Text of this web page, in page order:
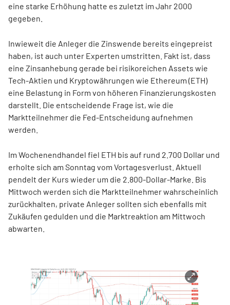
eine starke Erhöhung hatte es zuletzt im Jahr 2000
gegeben.
Inwieweit die Anleger die Zinswende bereits eingepreist
haben, ist auch unter Experten umstritten. Fakt ist, dass
eine Zinsanhebung gerade bei risikoreichen Assets wie
Tech-Aktien und Kryptowährungen wie Ethereum (ETH)
eine Belastung in Form von höheren Finanzierungskosten
darstellt. Die entscheidende Frage ist, wie die
Marktteilnehmer die Fed-Entscheidung aufnehmen
werden.
Im Wochenendhandel fiel ETH bis auf rund 2.700 Dollar und
erholte sich am Sonntag vom Vortagesverlust. Aktuell
pendelt der Kurs wieder um die 2.800-Dollar-Marke. Bis
Mittwoch werden sich die Marktteilnehmer wahrscheinlich
zurückhalten, private Anleger sollten sich ebenfalls mit
Zukäufen gedulden und die Marktreaktion am Mittwoch
abwarten.